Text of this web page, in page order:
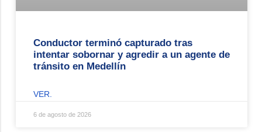
Conductor terminó capturado tras
intentar sobornar y agredir a un agente de
tránsito en Medellín
VER.
6 de agosto de 2026